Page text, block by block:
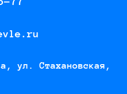
ул. Стахановская,